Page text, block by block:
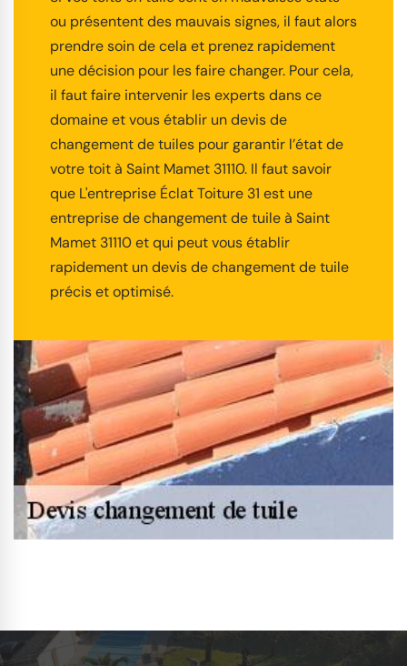
ou présentent des mauvais signes, il faut alors
prendre soin de cela et prenez rapidement
une décision pour les faire changer. Pour cela,
il faut faire intervenir les experts dans ce
domaine et vous établir un devis de
changement de tuiles pour garantir l’état de
votre toit à Saint Mamet 31110. Il faut savoir
que L'entreprise Éclat Toiture 31 est une
entreprise de changement de tuile à Saint
Mamet 31110 et qui peut vous établir
rapidement un devis de changement de tuile
précis et optimisé.